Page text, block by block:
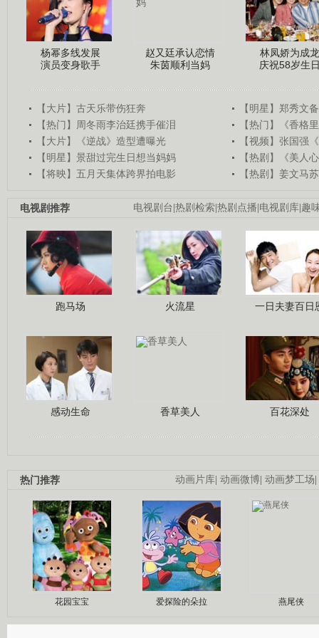
杨幂多线发展
演员变身歌手
赵又廷承认恋情
朱茵顺利当妈
林凤娇为成龙
庆祝58岁生
【大片】古天乐带伤狂奔
【明星】郑秀文
【热门】周冬雨李治廷携手催泪
【热门】《香格
【大片】《逆战》造型遭曝光
【视频】张国强
【明星】景甜过完生日想当妈妈
【热剧】《美人
【将映】五月天集体跨界拍电影
【热剧】姜文马
电视剧台 热剧检索 热剧点播 电视剧库 趣
电视剧推荐
跑马场 火流星 一日夫妻百日
感动生命 香草美人 百花深处
动画片库 动画微博 动画梦工场
热门推荐
花园宝宝 爱探险的朵拉 燕尾侠